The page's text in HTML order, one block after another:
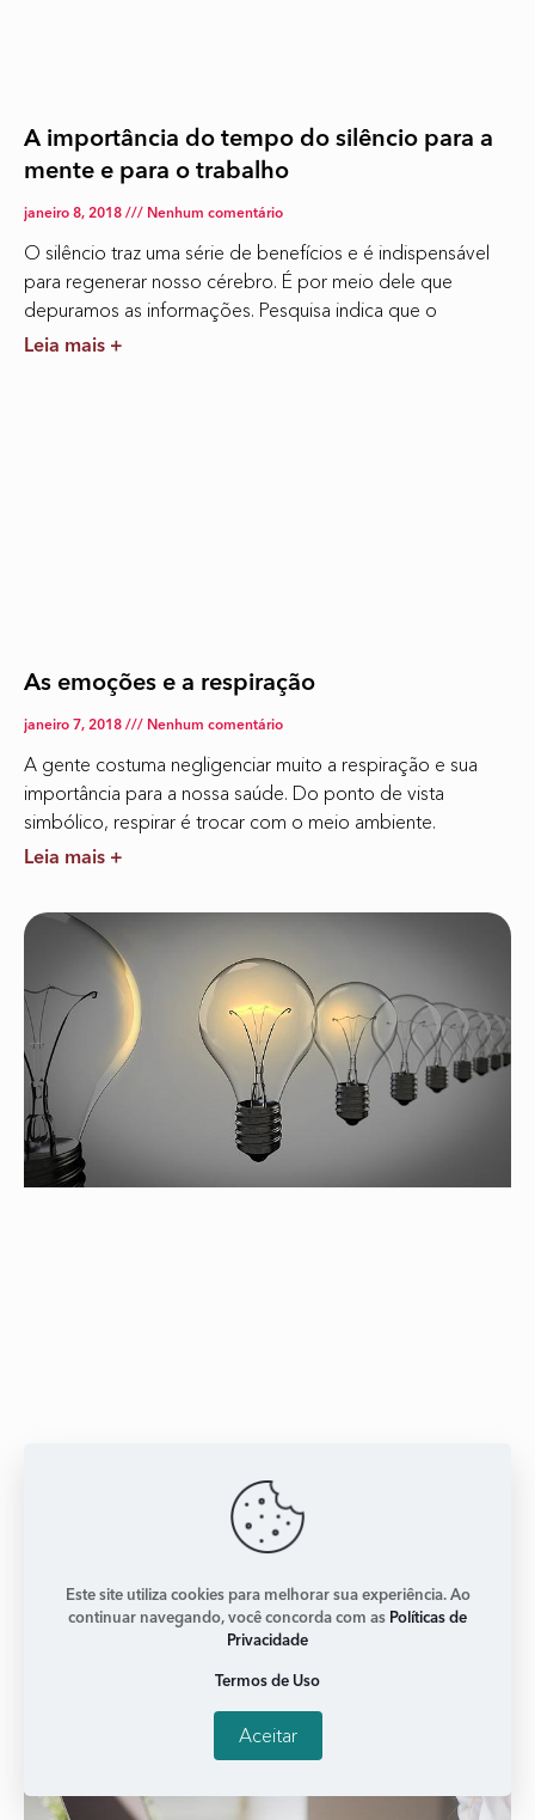
A importância do tempo do silêncio para a
mente e para o trabalho
janeiro 8, 2018 Nenhum comentário
O silêncio traz uma série de benefícios e é indispensável
para regenerar nosso cérebro. É por meio dele que
depuramos as informações. Pesquisa indica que o
Leia mais +
As emoções e a respiração
janeiro 7, 2018 Nenhum comentário
A gente costuma negligenciar muito a respiração e sua
importância para a nossa saúde. Do ponto de vista
simbólico, respirar é trocar com o meio ambiente.
Leia mais +
perceber potencial desta ideia
Nenhum comentário
Conceito surgiu do Ricardo Castanheira e da Laura Torres.
Eles perceberam que havia muita infelicidade nas
empresas, e claro, que isso impactava nos resultados. A
Este site utiliza cookies para melhorar sua experiência. Ao
continuar navegando, você concorda com as Políticas de
Privacidade
Termos de Uso
Aceitar